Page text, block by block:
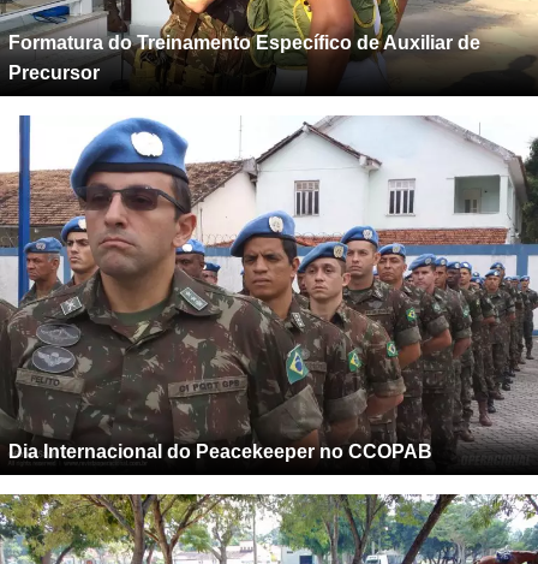
Formatura do Treinamento Específico de Auxiliar de
Precursor
Dia Internacional do Peacekeeper no CCOPAB